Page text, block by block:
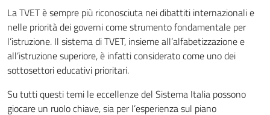
La TVET è sempre più riconosciuta nei dibattiti internazionali e
nelle priorità dei governi come strumento fondamentale per
l’istruzione. Il sistema di TVET, insieme all’alfabetizzazione e
all’istruzione superiore, è infatti considerato come uno dei
sottosettori educativi prioritari.
Su tutti questi temi le eccellenze del Sistema Italia possono
giocare un ruolo chiave, sia per l’esperienza sul piano